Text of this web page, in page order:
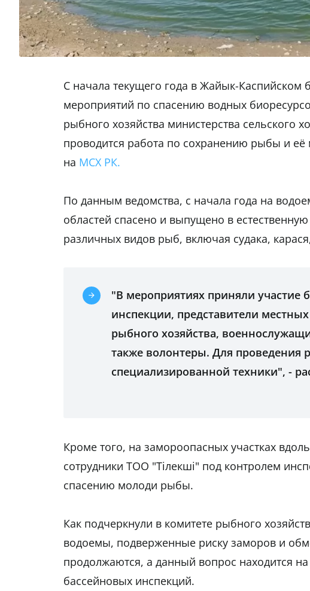
С начала текущего года в Жайык-
мероприятий по спасению водных
рыбного хозяйства министерства сельского
проводится работа по сохранению рыбы и её
на МСХ РК.
По данным ведомства, с начала года на
областей спасено и выпущено в
различных видов рыб, включая судака,
"В мероприятиях приняли участие
инспекции, представители
рыбного хозяйства,
также волонтеры. Для проведения
специализированной техники", -
Кроме того, на замороопасных участках
сотрудники ТОО "Тілекші" под контролем
спасению молоди рыбы.
Как подчеркнули в комитете рыбного
водоемы, подверженные риску заморов и
продолжаются, а данный вопрос находится
бассейновых инспекций.